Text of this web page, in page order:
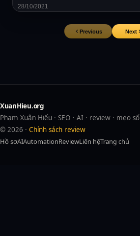
28/10/2021
Previous Next
XuanHieu.org
Phạm Xuân Hiếu · SEO · AI · review · mẹo số
© 2026 · Chính sách review
Hồ sơAIAutomationReviewLiên hệTrang chủ